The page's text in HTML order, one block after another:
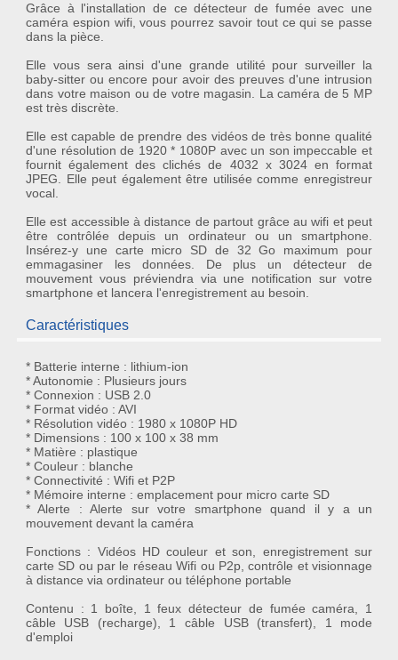
Grâce à l'installation de ce détecteur de fumée avec une
caméra espion wifi, vous pourrez savoir tout ce qui se passe
dans la pièce.
Elle vous sera ainsi d'une grande utilité pour surveiller la
baby-sitter ou encore pour avoir des preuves d'une intrusion
dans votre maison ou de votre magasin. La caméra de 5 MP
est très discrète.
Elle est capable de prendre des vidéos de très bonne qualité
d'une résolution de 1920 * 1080P avec un son impeccable et
fournit également des clichés de 4032 x 3024 en format
JPEG. Elle peut également être utilisée comme enregistreur
vocal.
Elle est accessible à distance de partout grâce au wifi et peut
être contrôlée depuis un ordinateur ou un smartphone.
Insérez-y une carte micro SD de 32 Go maximum pour
emmagasiner les données. De plus un détecteur de
mouvement vous préviendra via une notification sur votre
smartphone et lancera l'enregistrement au besoin.
Caractéristiques
* Batterie interne : lithium-ion
* Autonomie : Plusieurs jours
* Connexion : USB 2.0
* Format vidéo : AVI
* Résolution vidéo : 1980 x 1080P HD
* Dimensions : 100 x 100 x 38 mm
* Matière : plastique
* Couleur : blanche
* Connectivité : Wifi et P2P
* Mémoire interne : emplacement pour micro carte SD
* Alerte : Alerte sur votre smartphone quand il y a un
mouvement devant la caméra
Fonctions : Vidéos HD couleur et son, enregistrement sur
carte SD ou par le réseau Wifi ou P2p, contrôle et visionnage
à distance via ordinateur ou téléphone portable
Contenu : 1 boîte, 1 feux détecteur de fumée caméra, 1
câble USB (recharge), 1 câble USB (transfert), 1 mode
d'emploi